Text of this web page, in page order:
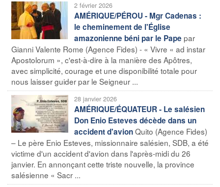
2 février 2026
AMÉRIQUE/PÉROU - Mgr Cadenas :
le cheminement de l'Église
amazonienne béni par le Pape par
Gianni Valente Rome (Agence Fides) - « Vivre « ad instar
Apostolorum », c'est-à-dire à la manière des Apôtres,
avec simplicité, courage et une disponibilité totale pour
nous laisser guider par le Seigneur ...
28 janvier 2026
AMÉRIQUE/ÉQUATEUR - Le salésien
Don Enio Esteves décède dans un
accident d'avionQuito (Agence Fides)
– Le père Enio Esteves, missionnaire salésien, SDB, a été
victime d'un accident d'avion dans l'après-midi du 26
janvier. En annonçant cette triste nouvelle, la province
salésienne « Sacr ...